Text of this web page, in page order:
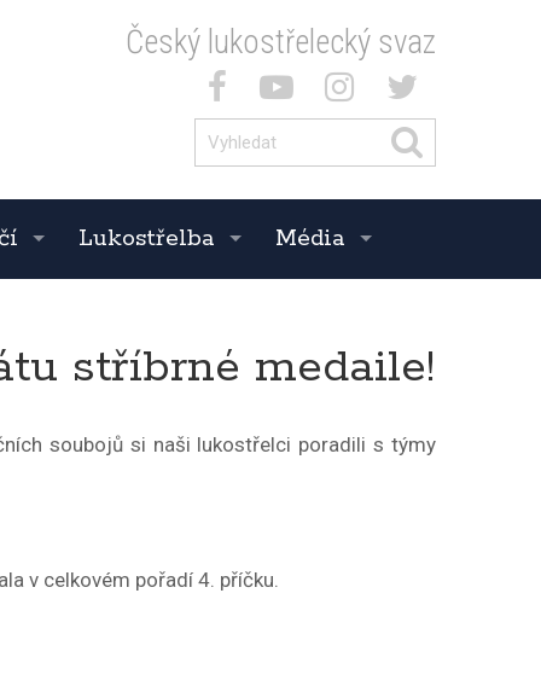
Český lukostřelecký svaz
Lukostřelba Média
stříbrné medaile!
soubojů si naši lukostřelci poradili s týmy
v celkovém pořadí 4. příčku.